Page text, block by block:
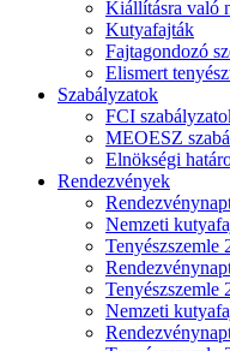
Kiállításra való
Kutyafajták
Fajtagondozó
Elismert
Szabályzatok
FCI
MEOESZ
Elnökségi
Rendezvények
Nemzeti
Tenyészszemle
Tenyészszemle
Nemzeti